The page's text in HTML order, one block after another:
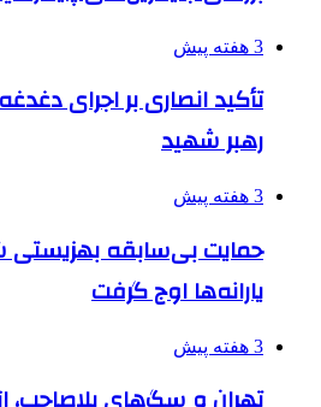
3 هفته پیش
تأکید انصاری بر اجرای
رهبر شهید
3 هفته پیش
حمایت بی‌سابقه بهزیستی
یارانه‌ها اوج گرفت
3 هفته پیش